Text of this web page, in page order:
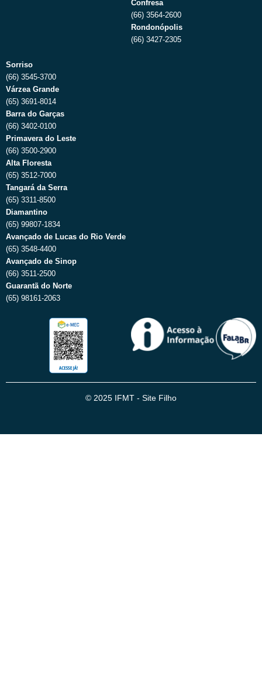
Confresa
(66) 3564-2600
Rondonópolis
(66) 3427-2305
Sorriso
(66) 3545-3700
Várzea Grande
(65) 3691-8014
Barra do Garças
(66) 3402-0100
Primavera do Leste
(66) 3500-2900
Alta Floresta
(65) 3512-7000
Tangará da Serra
(65) 3311-8500
Diamantino
(65) 99807-1834
Avançado de Lucas do Rio Verde
(65) 3548-4400
Avançado de Sinop
(66) 3511-2500
Guarantã do Norte
(65) 98161-2063
© 2025 IFMT - Site Filho